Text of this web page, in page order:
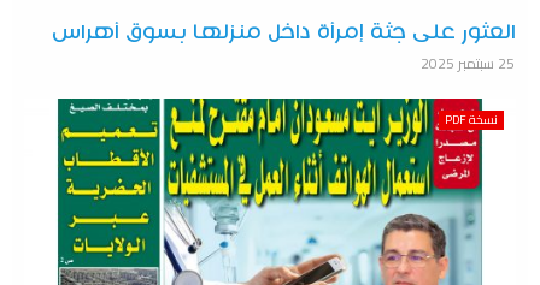
العثور على جثة إمرأة داخل منزلها بسوق أهراس
25 سبتمبر 2025
نسخة PDF